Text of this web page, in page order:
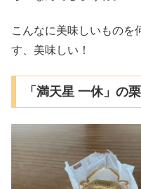
こんなに美味しいものを
す、美味しい！
「満天星 一休」の